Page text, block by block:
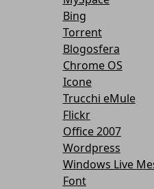
Bing
Torrent
Blogosfera
Chrome OS
Icone
Trucchi eMule
Flickr
Office 2007
Wordpress
Windows Live
Font